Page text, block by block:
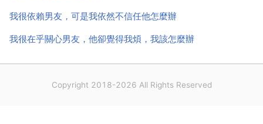
我很依賴男友，可是我依然不信任他怎麼辦
我很在乎關心男友，他卻覺得我煩，我該怎麼辦
Copyright 2018-2026 All Rights Reserved